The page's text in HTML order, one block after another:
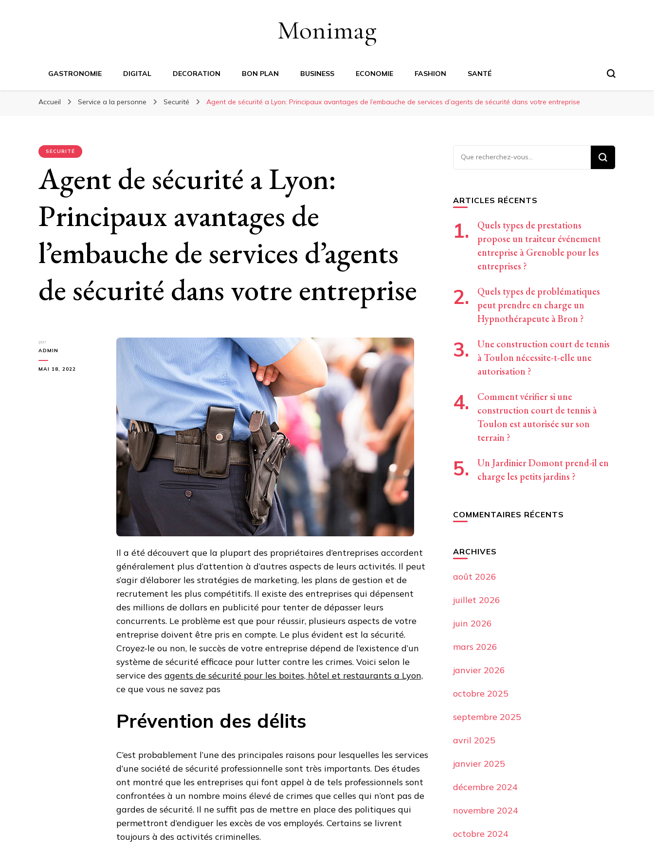
Monimag
GASTRONOMIE DIGITAL DECORATION BON PLAN BUSINESS ECONOMIE FASHION SANTÉ
Accueil Service a la personne Securité Agent de sécurité a Lyon: Principaux avantages de l’embauche de services d’agents de sécurité dans votre entreprise
SECURITÉ
Agent de sécurité a Lyon:
Principaux avantages de
l’embauche de services d’agents
de sécurité dans votre entreprise
par
ADMIN
MAI 18, 2022
Il a été découvert que la plupart des propriétaires d’entreprises accordent
généralement plus d’attention à d’autres aspects de leurs activités. Il peut
s’agir d’élaborer les stratégies de marketing, les plans de gestion et de
recrutement les plus compétitifs. Il existe des entreprises qui dépensent
des millions de dollars en publicité pour tenter de dépasser leurs
concurrents. Le problème est que pour réussir, plusieurs aspects de votre
entreprise doivent être pris en compte. Le plus évident est la sécurité.
Croyez-le ou non, le succès de votre entreprise dépend de l’existence d’un
système de sécurité efficace pour lutter contre les crimes. Voici selon le
service des agents de sécurité pour les boites, hôtel et restaurants a Lyon,
ce que vous ne savez pas
Prévention des délits
C’est probablement l’une des principales raisons pour lesquelles les services
d’une société de sécurité professionnelle sont très importants. Des études
ont montré que les entreprises qui font appel à de tels professionnels sont
confrontées à un nombre moins élevé de crimes que celles qui n’ont pas de
gardes de sécurité. Il ne suffit pas de mettre en place des politiques qui
permettront d’endiguer les excès de vos employés. Certains se livrent
toujours à des activités criminelles.
Vous
recherchiez
ARTICLES RÉCENTS
Quels types de prestations
propose un traiteur événement
entreprise à Grenoble pour les
entreprises ?
Quels types de problématiques
peut prendre en charge un
Hypnothérapeute à Bron ?
Une construction court de tennis
à Toulon nécessite-t-elle une
autorisation ?
Comment vérifier si une
construction court de tennis à
Toulon est autorisée sur son
terrain ?
Un Jardinier Domont prend-il en
charge les petits jardins ?
COMMENTAIRES RÉCENTS
ARCHIVES
août 2026
juillet 2026
juin 2026
mars 2026
janvier 2026
octobre 2025
septembre 2025
avril 2025
janvier 2025
décembre 2024
novembre 2024
octobre 2024